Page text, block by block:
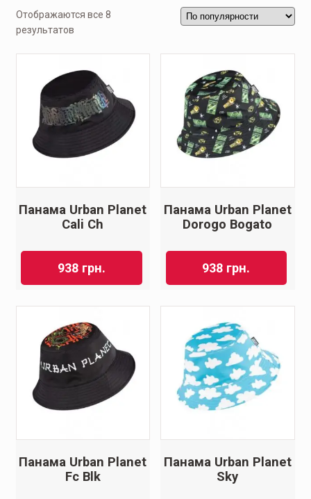
Отображаются все 8
результатов
Панама Urban Planet
Cali Ch
938 грн.
Панама Urban Planet
Dorogo Bogato
938 грн.
Панама Urban Planet
Fc Blk
Панама Urban Planet
Sky